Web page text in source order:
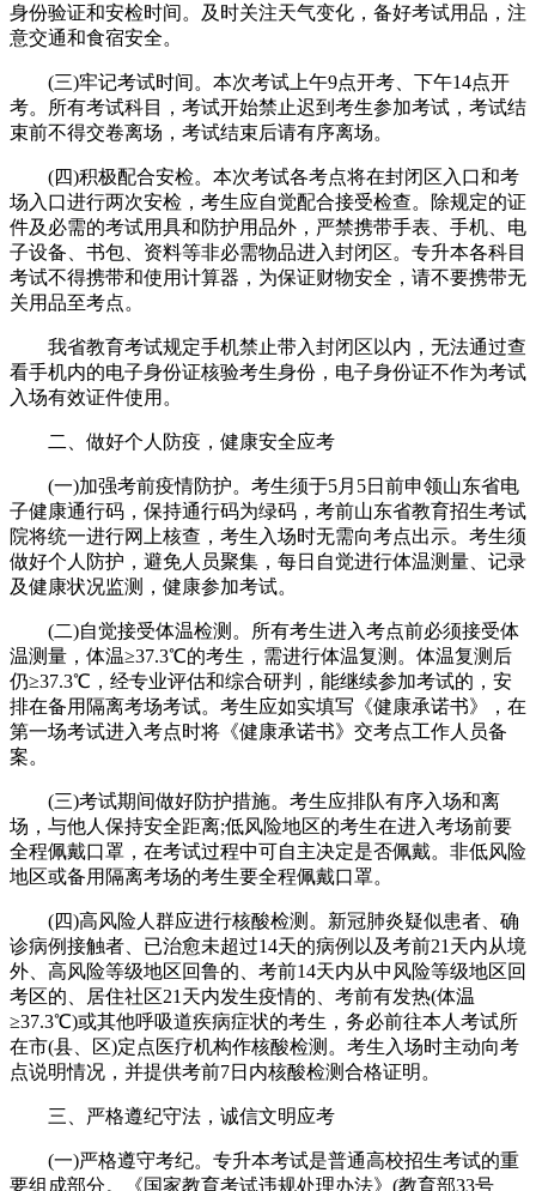
身份验证和安检时间。及时关注天气变化，备好考试用品，注
意交通和食宿安全。
(三)牢记考试时间。本次考试上午9点开考、下午14点开
考。所有考试科目，考试开始禁止迟到考生参加考试，考试结
束前不得交卷离场，考试结束后请有序离场。
(四)积极配合安检。本次考试各考点将在封闭区入口和考
场入口进行两次安检，考生应自觉配合接受检查。除规定的证
件及必需的考试用具和防护用品外，严禁携带手表、手机、电
子设备、书包、资料等非必需物品进入封闭区。专升本各科目
考试不得携带和使用计算器，为保证财物安全，请不要携带无
关用品至考点。
我省教育考试规定手机禁止带入封闭区以内，无法通过查
看手机内的电子身份证核验考生身份，电子身份证不作为考试
入场有效证件使用。
二、做好个人防疫，健康安全应考
(一)加强考前疫情防护。考生须于5月5日前申领山东省电
子健康通行码，保持通行码为绿码，考前山东省教育招生考试
院将统一进行网上核查，考生入场时无需向考点出示。考生须
做好个人防护，避免人员聚集，每日自觉进行体温测量、记录
及健康状况监测，健康参加考试。
(二)自觉接受体温检测。所有考生进入考点前必须接受体
温测量，体温≥37.3℃的考生，需进行体温复测。体温复测后
仍≥37.3℃，经专业评估和综合研判，能继续参加考试的，安
排在备用隔离考场考试。考生应如实填写《健康承诺书》，在
第一场考试进入考点时将《健康承诺书》交考点工作人员备
案。
(三)考试期间做好防护措施。考生应排队有序入场和离
场，与他人保持安全距离;低风险地区的考生在进入考场前要
全程佩戴口罩，在考试过程中可自主决定是否佩戴。非低风险
地区或备用隔离考场的考生要全程佩戴口罩。
(四)高风险人群应进行核酸检测。新冠肺炎疑似患者、确
诊病例接触者、已治愈未超过14天的病例以及考前21天内从境
外、高风险等级地区回鲁的、考前14天内从中风险等级地区回
考区的、居住社区21天内发生疫情的、考前有发热(体温
≥37.3℃)或其他呼吸道疾病症状的考生，务必前往本人考试所
在市(县、区)定点医疗机构作核酸检测。考生入场时主动向考
点说明情况，并提供考前7日内核酸检测合格证明。
三、严格遵纪守法，诚信文明应考
(一)严格遵守考纪。专升本考试是普通高校招生考试的重
要组成部分。《国家教育考试违规处理办法》(教育部33号